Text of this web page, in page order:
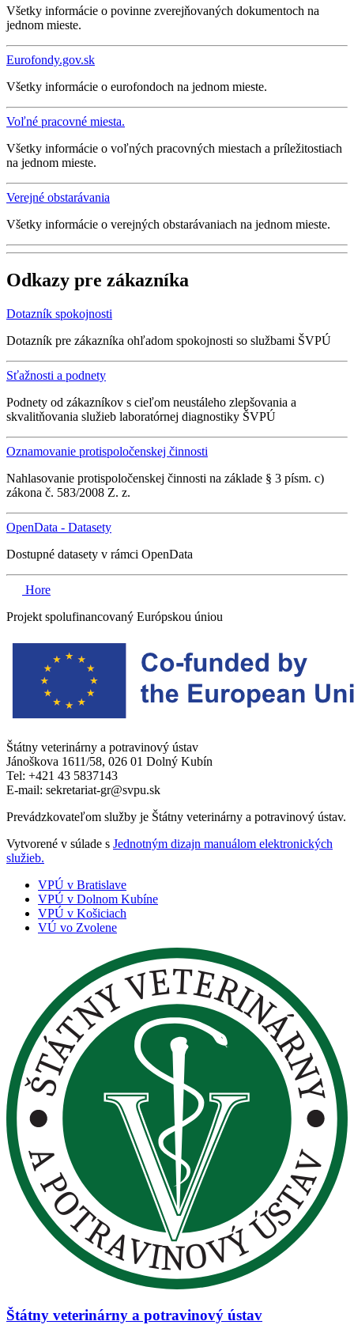
Všetky informácie o povinne zverejňovaných dokumentoch na
jednom mieste.
Eurofondy.gov.sk
Všetky informácie o eurofondoch na jednom mieste.
Voľné pracovné miesta.
Všetky informácie o voľných pracovných miestach a príležitostiach
na jednom mieste.
Verejné obstarávania
Všetky informácie o verejných obstarávaniach na jednom mieste.
Odkazy pre zákazníka
Dotazník spokojnosti
Dotazník pre zákazníka ohľadom spokojnosti so službami ŠVPÚ
Sťažnosti a podnety
Podnety od zákazníkov s cieľom neustáleho zlepšovania a
skvalitňovania služieb laboratórnej diagnostiky ŠVPÚ
Oznamovanie protispoločenskej činnosti
Nahlasovanie protispoločenskej činnosti na základe § 3 písm. c)
zákona č. 583/2008 Z. z.
OpenData - Datasety
Dostupné datasety v rámci OpenData
Hore
Projekt spolufinancovaný Európskou úniou
Štátny veterinárny a potravinový ústav
Jánoškova 1611/58, 026 01 Dolný Kubín
Tel: +421 43 5837143
E-mail: sekretariat-gr@svpu.sk
Prevádzkovateľom služby je Štátny veterinárny a potravinový ústav.
Vytvorené v súlade s Jednotným dizajn manuálom elektronických
služieb.
VPÚ v Bratislave
VPÚ v Dolnom Kubíne
VPÚ v Košiciach
VÚ vo Zvolene
Štátny veterinárny a potravinový ústav